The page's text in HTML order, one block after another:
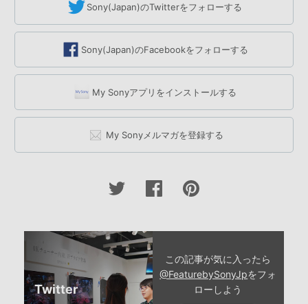
Sony(Japan)のTwitterをフォローする
Sony(Japan)のFacebookをフォローする
My Sonyアプリをインストールする
My Sonyメルマガを登録する
Twitter
この記事が気に入ったら
@FeaturebySonyJpをフォ
ローしよう